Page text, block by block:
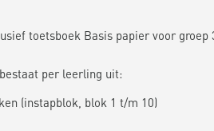
toetsboek Basis papier voor groep
per leerling uit:
(instapblok, blok 1 t/m 10)